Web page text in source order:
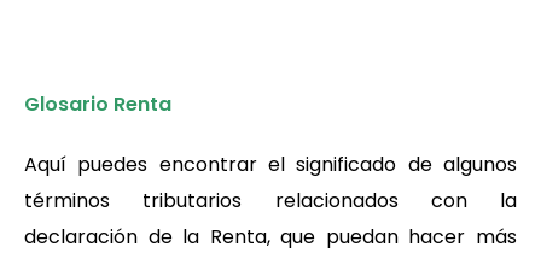
Glosario Renta
Aquí puedes encontrar el significado de algunos
términos tributarios relacionados con la
declaración de la Renta, que puedan hacer más